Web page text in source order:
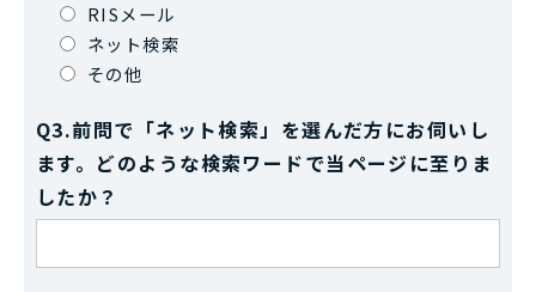
RISメール
ネット検索
その他
Q3.前問で「ネット検索」を選んだ方にお伺いし
ます。どのような検索ワードで当ページに至りま
したか？